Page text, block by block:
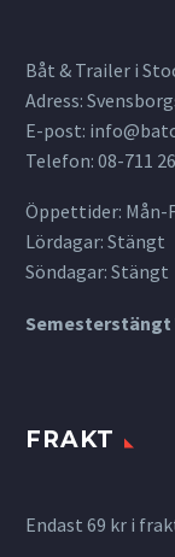
Båt & Trailer i
Adress:
E-post:
Telefon: 08-711
Öppettider: Mån-
Lördagar: Stängt
Söndagar: Stängt
Semesterstängt
FRAKT
Endast 69 kr i